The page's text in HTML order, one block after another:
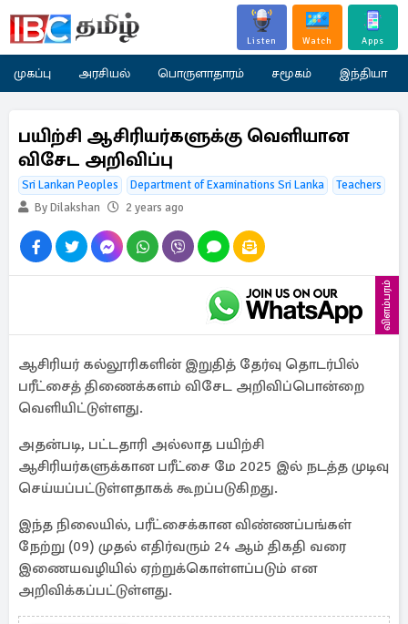
Listen Watch Apps
முகப்பு அரசியல் பொருளாதாரம் சமூகம் இந்தியா
பயிற்சி ஆசிரியர்களுக்கு வெளியான
விசேட அறிவிப்பு
Sri Lankan Peoples Department of Examinations Sri Lanka
Teachers
By Dilakshan
2 years ago
விளம்பரம்
ஆசிரியர் கல்லூரிகளின் இறுதித் தேர்வு தொடர்பில்
பரீட்சைத் திணைக்களம் விசேட அறிவிப்பொன்றை
வெளியிட்டுள்ளது.
அதன்படி, பட்டதாரி அல்லாத பயிற்சி
ஆசிரியர்களுக்கான பரீட்சை மே 2025 இல் நடத்த முடிவு
செய்யப்பட்டுள்ளதாகக் கூறப்படுகிறது.
இந்த நிலையில், பரீட்சைக்கான விண்ணப்பங்கள்
நேற்று (09) முதல் எதிர்வரும் 24 ஆம் திகதி வரை
இணையவழியில் ஏற்றுக்கொள்ளப்படும் என
அறிவிக்கப்பட்டுள்ளது.